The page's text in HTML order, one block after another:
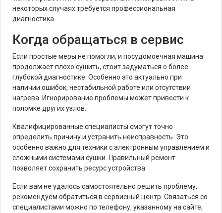
некоторых случаях требуется профессиональная
диагностика.
Когда обращаться в сервис
Если простые меры не помогли, и посудомоечная машина
продолжает плохо сушить, стоит задуматься о более
глубокой диагностике. Особенно это актуально при
наличии ошибок, нестабильной работе или отсутствии
нагрева. Игнорирование проблемы может привести к
поломке других узлов.
Квалифицированные специалисты смогут точно
определить причину и устранить неисправность. Это
особенно важно для техники с электронным управлением и
сложными системами сушки. Правильный ремонт
позволяет сохранить ресурс устройства.
Если вам не удалось самостоятельно решить проблему,
рекомендуем обратиться в сервисный центр. Связаться со
специалистами можно по телефону, указанному на сайте,